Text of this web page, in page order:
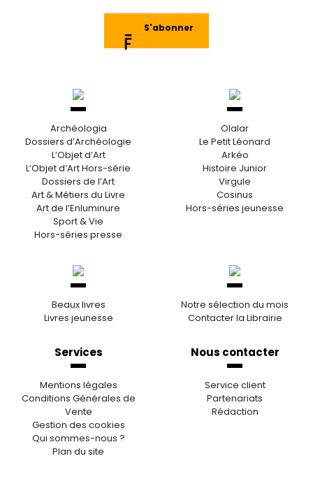
S'abonner
Archéologia
Dossiers d’Archéologie
L’Objet d’Art
L’Objet d’Art Hors-série
Dossiers de l’Art
Art & Métiers du Livre
Art de l’Enluminure
Sport & Vie
Hors-séries presse
Olalar
Le Petit Léonard
Arkéo
Histoire Junior
Virgule
Cosinus
Hors-séries jeunesse
Beaux livres
Livres jeunesse
Notre sélection du mois
Contacter la Librairie
Services
Mentions légales
Conditions Générales de
Vente
Gestion des cookies
Qui sommes-nous ?
Plan du site
Nous contacter
Service client
Partenariats
Rédaction